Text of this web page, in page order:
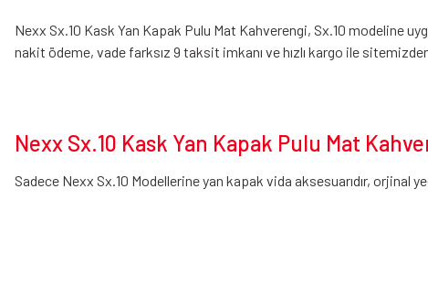
Nexx Sx.10 Kask Yan Kapak Pulu Mat Kahverengi, Sx.10 modeline
nakit ödeme, vade farksız 9 taksit imkanı ve hızlı kargo ile
Nexx Sx.10 Kask Yan Kapak Pulu Mat
Sadece Nexx Sx.10 Modellerine yan kapak vida aksesuarıdır, orjinal